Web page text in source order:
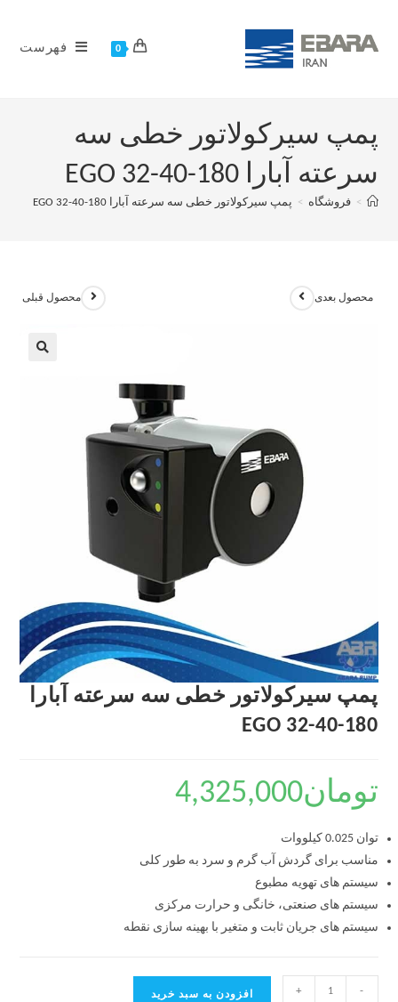
0 فهرست
پمپ سیرکولاتور خطی سه
سرعته آبارا EGO 32-40-180
> فروشگاه > پمپ سیرکولاتور خطی سه سرعته آبارا EGO 32-40-180
محصول قبلی محصول بعدی
پمپ سیرکولاتور خطی سه سرعته آبارا
EGO 32-40-180
تومان4,325,000
توان 0.025 کیلووات
مناسب برای گردش آب گرم و سرد به طور کلی
سیستم های تهویه مطبوع
سیستم های صنعتی، خانگی و حرارت مرکزی
سیستم های جریان ثابت و متغیر با بهینه سازی نقطه
-
+ افزودن به سبد خرید